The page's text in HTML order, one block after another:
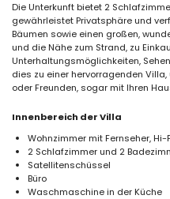
Die Unterkunft bietet 2
gewährleistet Privatsphäre und
Bäumen sowie einen großen,
und die Nähe zum Strand, zu
Unterhaltungsmöglichkeiten,
dies zu einer hervorragenden
oder Freunden, sogar mit Ihren
Innenbereich der Villa
Wohnzimmer mit Fernseher,
2 Schlafzimmer und 2
Satellitenschüssel
Büro
Waschmaschine in der Küche